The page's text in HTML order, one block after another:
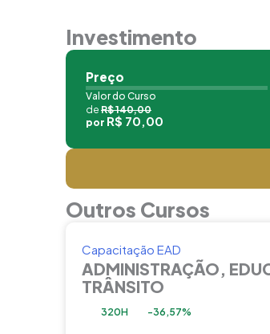
Investimento
Preço
Valor do Curso
de R$ 140,00
por R$ 70,00
Outros Cursos
Capacitação EAD
ADMINISTRAÇÃO,
TRÂNSITO
320H -36,57%